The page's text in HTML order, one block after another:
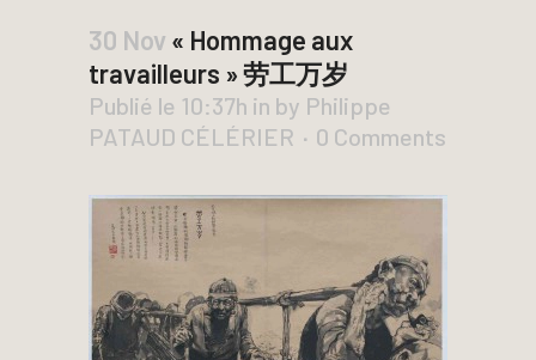
30 Nov « Hommage aux
travailleurs » 劳工万岁
Publié le 10:37h in by Philippe
PATAUD CÉLÉRIER
0 Comments